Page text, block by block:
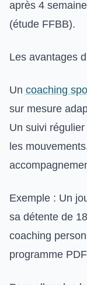
après 4
(étude FFBB).
Les avantages
Un coaching
sur mesure
Un suivi
les
Exemple : Un
sa détente de
coaching
programme